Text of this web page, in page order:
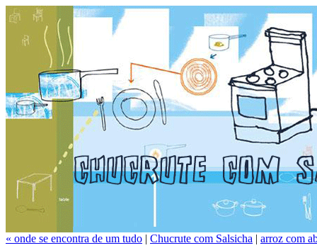
« onde se encontra de um tudo | Chucrute com Salsicha | arroz com